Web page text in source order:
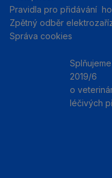
Pravidla pro přidávání
Zpětný odběr
Správa cookies
2019/6
o
léčivých